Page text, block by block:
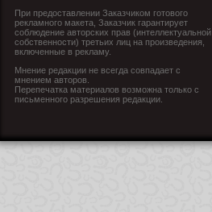
При предоставлении Заказчиком готового
рекламного макета, Заказчик гарантирует
соблюдение авторских прав (интеллектуальной
собственности) третьих лиц на произведения,
включенные в рекламу.
Мнение редакции не всегда совпадает с
мнением авторов.
Перепечатка материалов возможна только с
письменного разрешения редакции.